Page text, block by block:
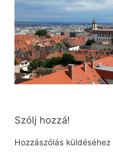
Szólj hozzá!
Hozzászólás küldéséhez